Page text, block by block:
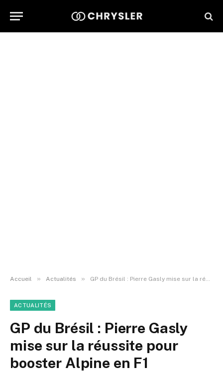
Accueil » Actualités » GP du Brésil : Pierre Gasly mise sur la réussite pour booster Alpine en F1
ACTUALITÉS
GP du Brésil : Pierre Gasly
mise sur la réussite pour
booster Alpine en F1